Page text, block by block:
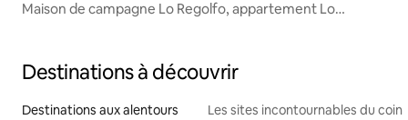
Maison de campagne Lo Regolfo, appartement Lo
Destinations à découvrir
Destinations aux alentours Les sites incontournables du coin